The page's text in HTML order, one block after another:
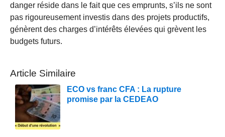
danger réside dans le fait que ces emprunts, s’ils ne sont
pas rigoureusement investis dans des projets productifs,
génèrent des charges d’intérêts élevées qui grèvent les
budgets futurs.
Article Similaire
ECO vs franc CFA : La rupture
promise par la CEDEAO